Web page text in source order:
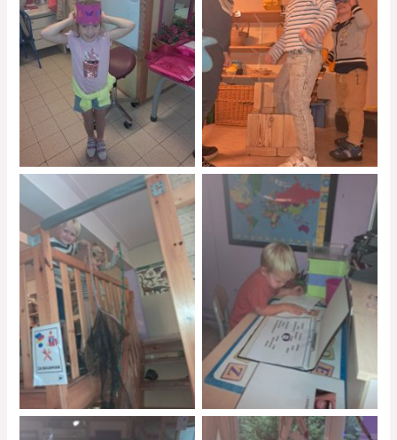
No Caption No Caption
No Caption No Caption